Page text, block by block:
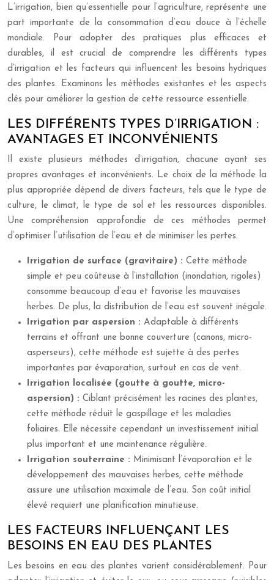
L’irrigation, bien qu’essentielle pour l’agriculture, représente une
part importante de la consommation d’eau douce à l’échelle
mondiale. Pour adopter des pratiques plus efficaces et
durables, il est crucial de comprendre les différents types
d’irrigation et les facteurs qui influencent les besoins hydriques
des plantes. Examinons les méthodes existantes et les aspects
clés pour améliorer la gestion de cette ressource essentielle.
LES DIFFÉRENTS TYPES D’IRRIGATION :
AVANTAGES ET INCONVÉNIENTS
Il existe plusieurs méthodes d’irrigation, chacune ayant ses
propres avantages et inconvénients. Le choix de la méthode la
plus appropriée dépend de divers facteurs, tels que le type de
culture, le climat, le type de sol et les ressources disponibles.
Une compréhension approfondie de ces méthodes permet
d’optimiser l’utilisation de l’eau et de minimiser les pertes.
Irrigation de surface (gravitaire) : Cette méthode
simple et peu coûteuse à l’installation (inondation, rigoles)
consomme beaucoup d’eau et favorise les mauvaises
herbes. De plus, la distribution de l’eau est souvent inégale.
Irrigation par aspersion : Adaptable à différents
terrains et offrant une bonne couverture (canons, micro-
asperseurs), cette méthode est sujette à des pertes
importantes par évaporation, surtout en cas de vent.
Irrigation localisée (goutte à goutte, micro-
aspersion) : Ciblant précisément les racines des plantes,
cette méthode réduit le gaspillage et les maladies
foliaires. Elle nécessite cependant un investissement initial
plus important et une maintenance régulière.
Irrigation souterraine : Minimisant l’évaporation et le
développement des mauvaises herbes, cette méthode
assure une utilisation maximale de l’eau. Son coût initial
élevé requiert une planification minutieuse.
LES FACTEURS INFLUENÇANT LES
BESOINS EN EAU DES PLANTES
Les besoins en eau des plantes varient considérablement. Pour